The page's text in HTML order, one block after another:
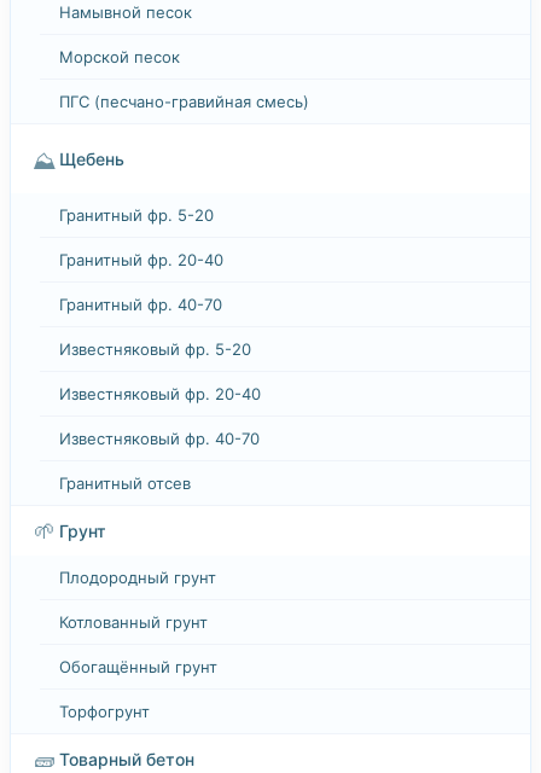
Намывной песок
Морской песок
ПГС (песчано-гравийная смесь)
⛰️ Щебень
Гранитный фр. 5-20
Гранитный фр. 20-40
Гранитный фр. 40-70
Известняковый фр. 5-20
Известняковый фр. 20-40
Известняковый фр. 40-70
Гранитный отсев
🌱 Грунт
Плодородный грунт
Котлованный грунт
Обогащённый грунт
Торфогрунт
🧱 Товарный бетон